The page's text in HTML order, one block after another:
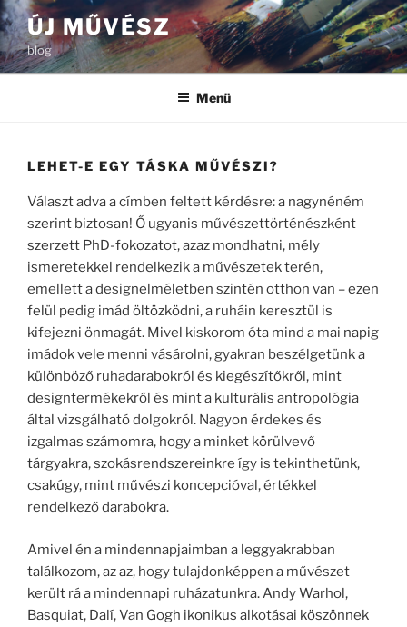
Tartalomhoz
ÚJ MŰVÉSZ
blog
Menü
LEHET-E EGY TÁSKA MŰVÉSZI?
Választ adva a címben feltett kérdésre: a nagynéném
szerint biztosan! Ő ugyanis művészettörténészként
szerzett PhD-fokozatot, azaz mondhatni, mély
ismeretekkel rendelkezik a művészetek terén,
emellett a designelméletben szintén otthon van – ezen
felül pedig imád öltözködni, a ruháin keresztül is
kifejezni önmagát. Mivel kiskorom óta mind a mai napig
imádok vele menni vásárolni, gyakran beszélgetünk a
különböző ruhadarabokról és kiegészítőkről, mint
designtermékekről és mint a kulturális antropológia
által vizsgálható dolgokról. Nagyon érdekes és
izgalmas számomra, hogy a minket körülvevő
tárgyakra, szokásrendszereinkre így is tekinthetünk,
csakúgy, mint művészi koncepcióval, értékkel
rendelkező darabokra.
Amivel én a mindennapjaimban a leggyakrabban
találkozom, az az, hogy tulajdonképpen a művészet
került rá a mindennapi ruházatunkra. Andy Warhol,
Basquiat, Dalí, Van Gogh ikonikus alkotásai köszönnek